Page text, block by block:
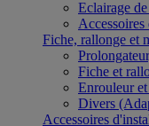
Eclairage
Accessoires
Fiche, rallonge et
Fiche et
Enrouleur
Divers
Accessoires